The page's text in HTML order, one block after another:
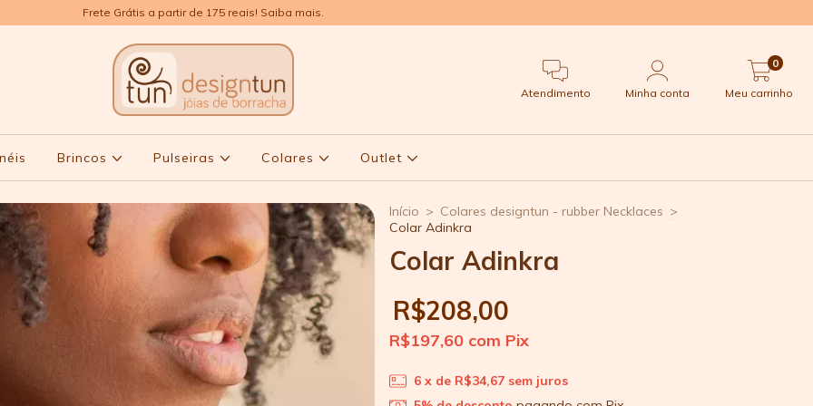
Frete Grátis a partir de 175 reais! Saiba mais.
Atendimento Minha conta Meu carrinho
0
Brincos Pulseiras Colares Outlet
Início > Colares designtun - rubber Necklaces >
Colar Adinkra
Colar Adinkra
R$208,00
R$197,60 com Pix
6 x de R$34,67 sem juros